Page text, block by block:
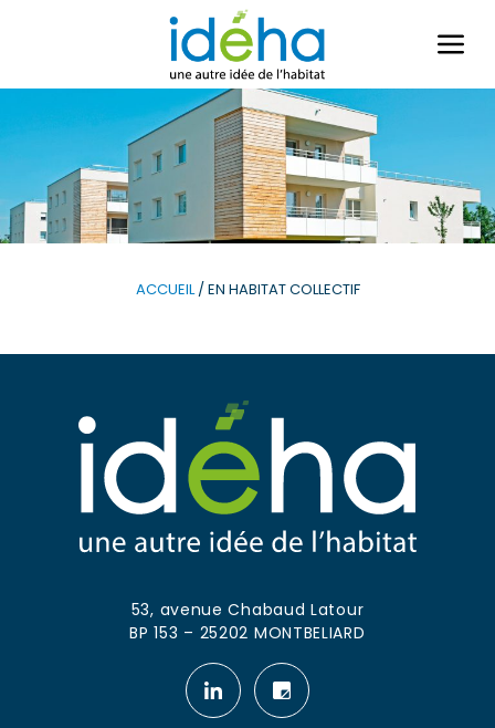
le
ACCUEIL/EN HABITAT COLLECTIF
53, avenue Chabaud Latour
BP 153 – 25202 MONTBELIARD
Notre
Notre